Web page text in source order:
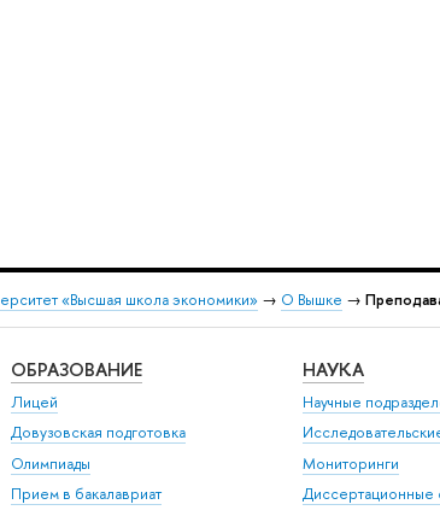
«Высшая школа экономики» → О Вышке →
ОБРАЗОВАНИЕ
Лицей
Довузовская подготовка
Олимпиады
Прием в бакалавриат
НАУКА
Научные
Мониторинги
Диссертационные